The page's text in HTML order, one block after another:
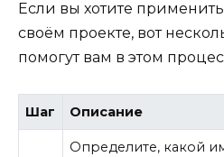
Если вы хотите
своём проекте, вот
помогут вам в этом
Шаг Описание
Определите, какой